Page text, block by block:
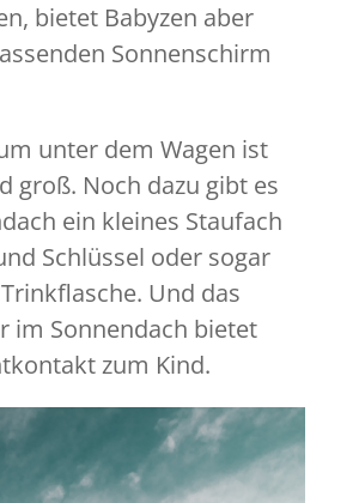
bietet Babyzen aber
Sonnenschirm
unter dem Wagen ist
groß. Noch dazu gibt es
ein kleines Staufach
Schlüssel oder sogar
Und das
im Sonnendach bietet
zum Kind.